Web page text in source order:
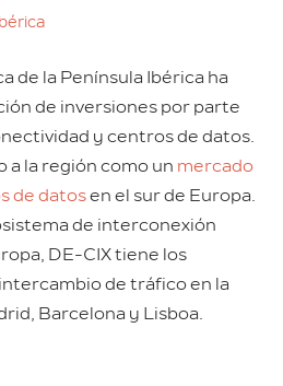
de la Península Ibérica ha
de inversiones por parte
y centros de datos.
a la región como un mercado
de datosen el sur de Europa.
de interconexión
DE-CIX tiene los
de tráfico en la
Barcelona y Lisboa.